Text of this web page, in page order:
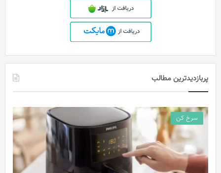
پربازدیدترین مطالب
سرخ کن